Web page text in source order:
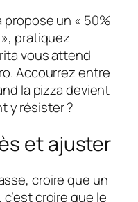
propose un « 50%
pratiquez
vous attend
Accourrez entre
la pizza devient
y résister ?
et ajuster
croire que un
croire que le